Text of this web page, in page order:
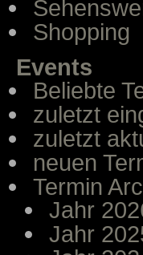
Shopping
Events
Beliebte
zuletzt
zuletzt
neuen
Termin
Jahr
Jahr